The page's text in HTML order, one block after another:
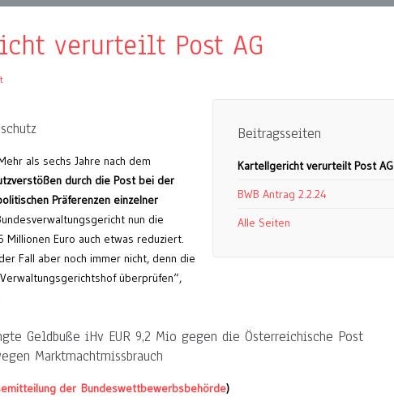
verurteilt Post AG
Beitragsseiten
Kartellgericht verurteilt Post AG
BWB Antrag 2.2.24
Alle Seiten
als sechs Jahre nach dem
durch die Post bei der
Präferenzen einzelner
nun die
Euro auch etwas reduziert.
Fall aber noch immer nicht, denn die
überprüfen“,
Geldbuße iHv EUR 9,2 Mio gegen die Österreichische Post
Marktmachtmissbrauch
der Bundeswettbewerbsbehörde)